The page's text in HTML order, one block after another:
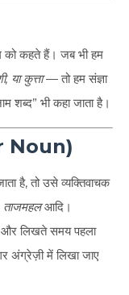
को कहते हैं। जब भी हम
या कुत्ता— तो हम संज्ञा
शब्द” भी कहा जाता है।
Noun)
है, तो उसे व्यक्तिवाचक
ताजमहलआदि।
और लिखते समय पहला
अंग्रेज़ी में लिखा जाए